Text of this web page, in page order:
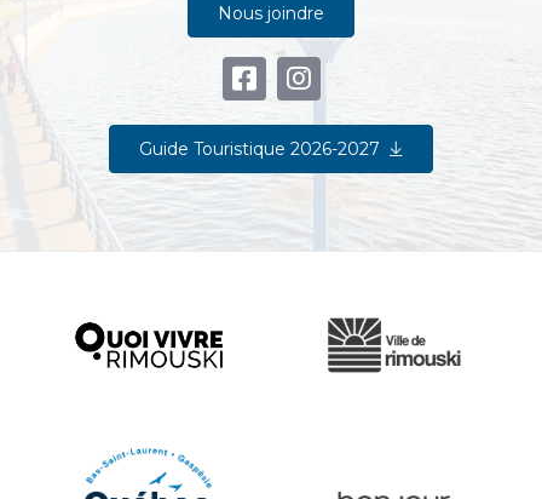
Nous joindre
Guide Touristique 2026-2027